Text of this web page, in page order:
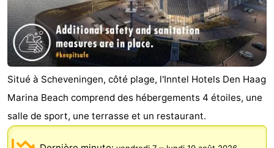
Situé à Scheveningen, côté plage, l'Inntel Hotels Den Haag
Marina Beach comprend des hébergements 4 étoiles, une
salle de sport, une terrasse et un restaurant.